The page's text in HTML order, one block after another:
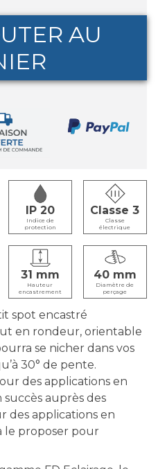
AU
IP 20
Indice de
protection
Classe 3
Classe
électrique
31
Hauteur
encastrement
40
Diamètre de
perçage
spot encastré
en rondeur, orientable
se nicher dans vos
30° de pente.
des applications en
auprès des
des applications en
le proposer pour